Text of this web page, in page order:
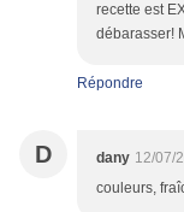
recette est
débarasser!
Répondre
D dany 12/07/
couleurs,